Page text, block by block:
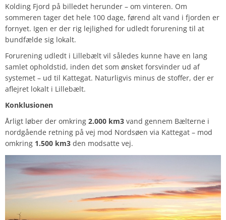
Kolding Fjord på billedet herunder – om vinteren. Om
sommeren tager det hele 100 dage, førend alt vand i fjorden er
fornyet. Igen er der rig lejlighed for udledt forurening til at
bundfælde sig lokalt.
Forurening udledt i Lillebælt vil således kunne have en lang
samlet opholdstid, inden det som ønsket forsvinder ud af
systemet – ud til Kattegat. Naturligvis minus de stoffer, der er
aflejret lokalt i Lillebælt.
Konklusionen
Årligt løber der omkring 2.000 km3 vand gennem Bælterne i
nordgående retning på vej mod Nordsøen via Kattegat – mod
omkring 1.500 km3 den modsatte vej.